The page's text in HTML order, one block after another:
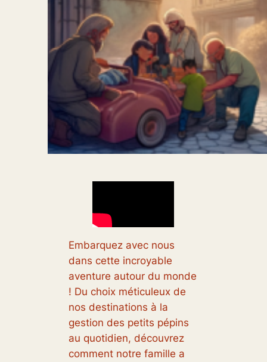
Embarquez avec nous
dans cette incroyable
aventure autour du monde
! Du choix méticuleux de
nos destinations à la
gestion des petits pépins
au quotidien, découvrez
comment notre famille a